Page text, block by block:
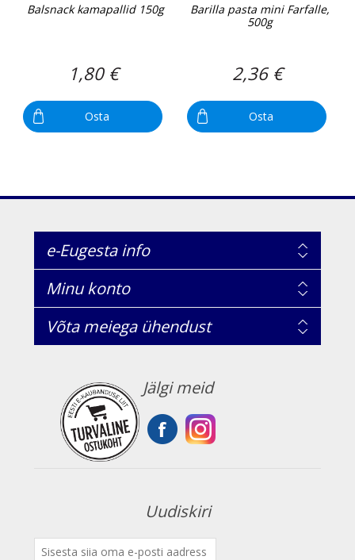
Balsnack kamapallid 150g
1,80 €
Osta
Barilla pasta mini Farfalle,
500g
2,36 €
Osta
e-Eugesta info
Minu konto
Võta meiega ühendust
Jälgi meid
Uudiskiri